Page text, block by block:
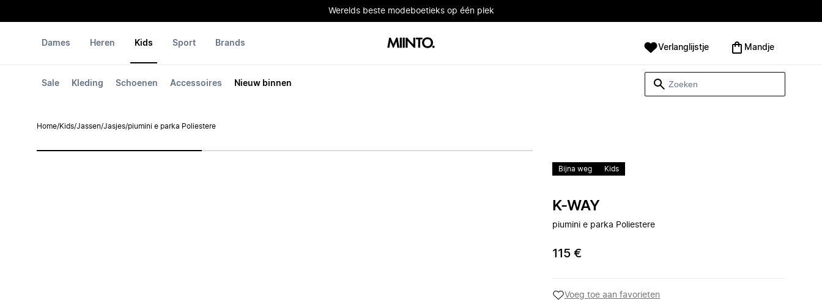
Werelds beste modeboetieks op één plek
Dames Heren Kids
Sale Kleding Schoenen Accessoires Nieuw binnen
Sport Brands Verlanglijstje Mandje
Home/Kids/Jassen/Jasjes/piumini e parka Poliestere
Bijna weg Kids
K-WAY
piumini e parka Poliestere
115 €
Voeg toe aan favorieten